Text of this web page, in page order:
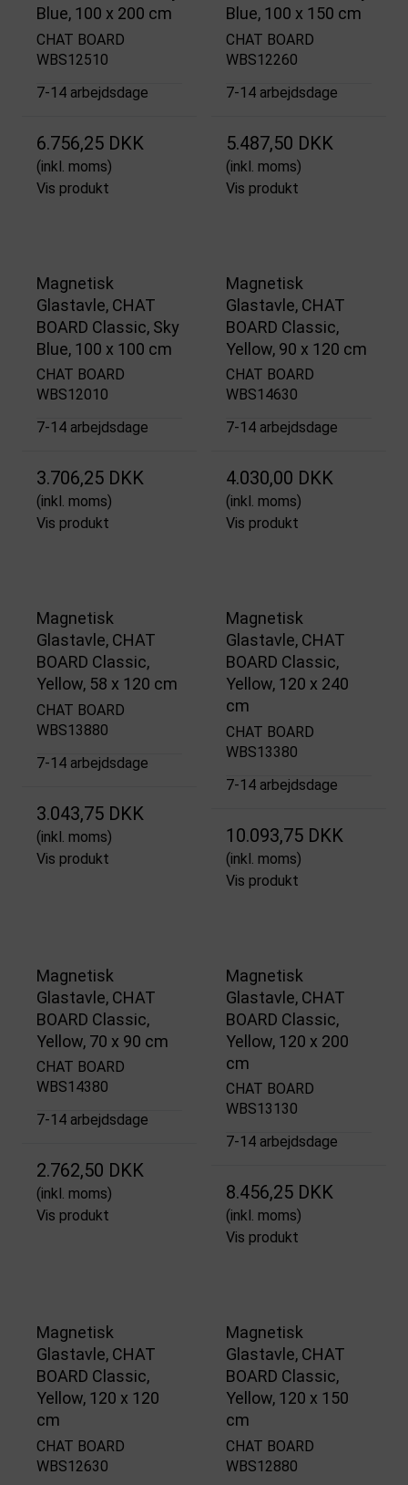
Blue, 100 x 200 cm
CHAT BOARD
WBS12510
7-14 arbejdsdage
6.756,25 DKK
(inkl. moms)
Vis produkt
Blue, 100 x 150 cm
CHAT BOARD
WBS12260
7-14 arbejdsdage
5.487,50 DKK
(inkl. moms)
Vis produkt
Magnetisk
Glastavle, CHAT
BOARD Classic, Sky
Blue, 100 x 100 cm
CHAT BOARD
WBS12010
7-14 arbejdsdage
3.706,25 DKK
(inkl. moms)
Vis produkt
Magnetisk
Glastavle, CHAT
BOARD Classic,
Yellow, 90 x 120 cm
CHAT BOARD
WBS14630
7-14 arbejdsdage
4.030,00 DKK
(inkl. moms)
Vis produkt
Magnetisk
Glastavle, CHAT
BOARD Classic,
Yellow, 58 x 120 cm
CHAT BOARD
WBS13880
7-14 arbejdsdage
3.043,75 DKK
(inkl. moms)
Vis produkt
Magnetisk
Glastavle, CHAT
BOARD Classic,
Yellow, 120 x 240
cm
CHAT BOARD
WBS13380
7-14 arbejdsdage
10.093,75 DKK
(inkl. moms)
Vis produkt
Magnetisk
Glastavle, CHAT
BOARD Classic,
Yellow, 70 x 90 cm
CHAT BOARD
WBS14380
7-14 arbejdsdage
2.762,50 DKK
(inkl. moms)
Vis produkt
Magnetisk
Glastavle, CHAT
BOARD Classic,
Yellow, 120 x 200
cm
CHAT BOARD
WBS13130
7-14 arbejdsdage
8.456,25 DKK
(inkl. moms)
Vis produkt
Magnetisk
Glastavle, CHAT
BOARD Classic,
Yellow, 120 x 120
cm
CHAT BOARD
WBS12630
Magnetisk
Glastavle, CHAT
BOARD Classic,
Yellow, 120 x 150
cm
CHAT BOARD
WBS12880